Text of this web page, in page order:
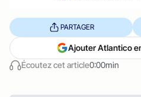
Écoutez cet article0:00min
PARTAGER
Ajouter Atlantico